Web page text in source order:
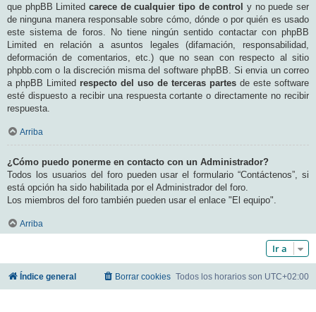
que phpBB Limited carece de cualquier tipo de control y no puede ser
de ninguna manera responsable sobre cómo, dónde o por quién es usado
este sistema de foros. No tiene ningún sentido contactar con phpBB
Limited en relación a asuntos legales (difamación, responsabilidad,
deformación de comentarios, etc.) que no sean con respecto al sitio
phpbb.com o la discreción misma del software phpBB. Si envia un correo
a phpBB Limited respecto del uso de terceras partes de este software
esté dispuesto a recibir una respuesta cortante o directamente no recibir
respuesta.
Arriba
¿Cómo puedo ponerme en contacto con un Administrador?
Todos los usuarios del foro pueden usar el formulario “Contáctenos”, si
está opción ha sido habilitada por el Administrador del foro.
Los miembros del foro también pueden usar el enlace "El equipo".
Arriba
Ir a
Índice general Todos los horarios son UTC+02:00
Borrar cookies